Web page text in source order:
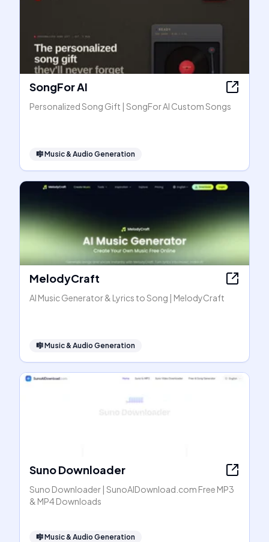
SongFor AI
Personalized Song Gift | SongFor AI Custom Songs
🎼Music & Audio Generation
MelodyCraft
AI Music Generator & Lyrics to Song | MelodyCraft
🎼Music & Audio Generation
Suno Downloader
Suno Downloader | SunoAIDownload.com Free MP3
& MP4 Downloads
🎼Music & Audio Generation